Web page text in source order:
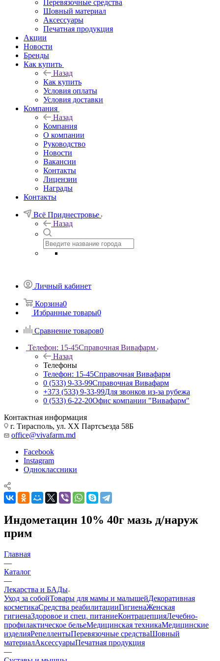
Перевязочные средства
Шовный материал
Аксессуары
Печатная продукция
Акции
Новости
Бренды
Как купить
Назад
Как купить
Условия оплаты
Условия доставки
Компания
Назад
Компания
О компании
Руководство
Новости
Вакансии
Контакты
Лицензии
Награды
Контакты
Всё Приднестровье
Назад
Личный кабинет
Корзина0
Избранные товары0
Сравнение товаров0
Телефон: 15-45Справочная Вивафарм
Назад
Телефоны
Телефон: 15-45Справочная Вивафарм
0 (533) 9-33-99Справочная Вивафарм
+373 (533) 9-33-99Для звонков из-за рубежа
0 (533) 6-22-20Офис компании "Вивафарм"
Контактная информация
г. Тирасполь, ул. ХХ Партсъезда 58Б
office@vivafarm.md
Facebook
Instagram
Одноклассники
Индометацин 10% 40г мазь д/наруж
прим
Главная
—
Каталог
—
Лекарства и БАДы
Уход за собойТовары для мамы и малышейДекоративная
косметикаСредства реабилитацииГигиенаЖенская
гигиенаЗдоровое и спец. питаниеКонтрацепцияЛечебно-
профилактическое бельеМедицинская техникаМедицинские
изделияРепеллентыПеревязочные средстваШовный
материалАксессуарыПечатная продукция
—